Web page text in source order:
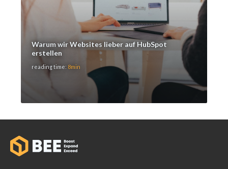
Warum wir Websites lieber auf HubSpot
erstellen
reading time: 8min